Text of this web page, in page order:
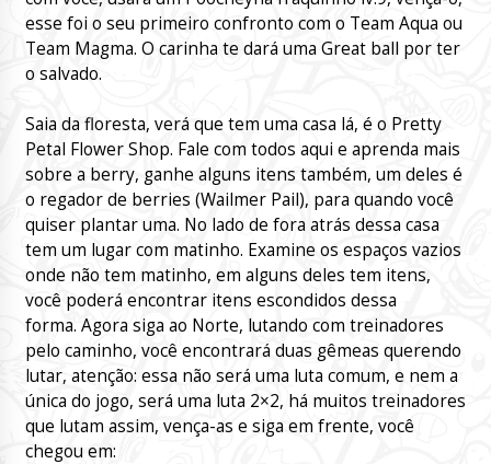
esse foi o seu primeiro confronto com o Team Aqua ou
Team Magma. O carinha te dará uma Great ball por ter
o salvado.
Saia da floresta, verá que tem uma casa lá, é o Pretty
Petal Flower Shop. Fale com todos aqui e aprenda mais
sobre a berry, ganhe alguns itens também, um deles é
o regador de berries (Wailmer Pail), para quando você
quiser plantar uma. No lado de fora atrás dessa casa
tem um lugar com matinho. Examine os espaços vazios
onde não tem matinho, em alguns deles tem itens,
você poderá encontrar itens escondidos dessa
forma. Agora siga ao Norte, lutando com treinadores
pelo caminho, você encontrará duas gêmeas querendo
lutar, atenção: essa não será uma luta comum, e nem a
única do jogo, será uma luta 2×2, há muitos treinadores
que lutam assim, vença-as e siga em frente, você
chegou em: